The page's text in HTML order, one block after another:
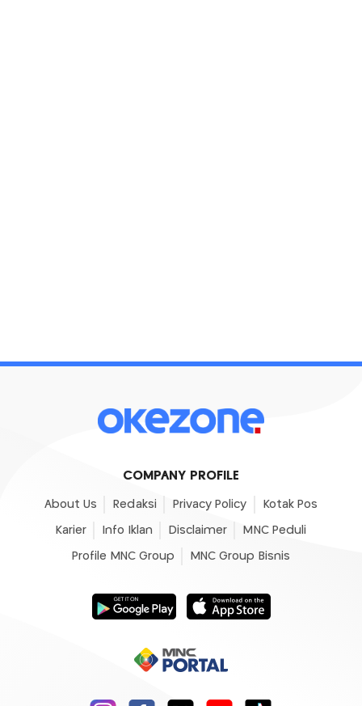
COMPANY PROFILE
About Us Redaksi Privacy Policy Kotak Pos
Karier Info Iklan Disclaimer MNC Peduli
Profile MNC Group MNC Group Bisnis